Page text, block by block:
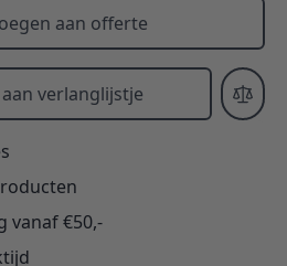
aan offerte
verlanglijstje
vanaf €50,-